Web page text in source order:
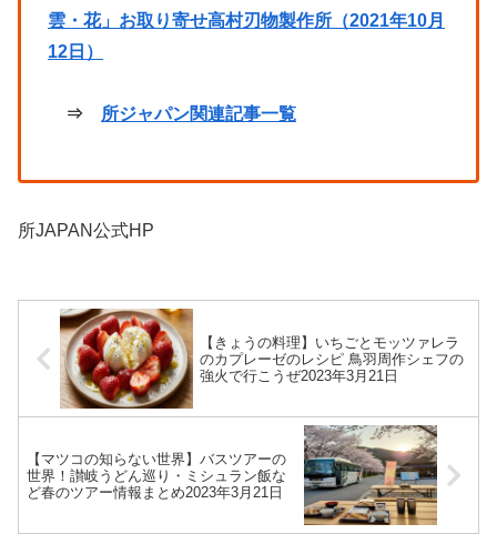
雲・花」お取り寄せ高村刃物製作所（2021年10月
12日）
⇒ 所ジャパン関連記事一覧
所JAPAN公式HP
【きょうの料理】いちごとモッツァレラ
のカプレーゼのレシピ 鳥羽周作シェフの
強火で行こうぜ2023年3月21日
【マツコの知らない世界】バスツアーの
世界！讃岐うどん巡り・ミシュラン飯な
ど春のツアー情報まとめ2023年3月21日